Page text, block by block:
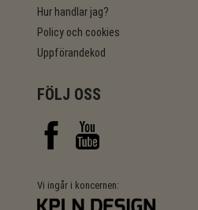
Hur handlar jag?
Policy och cookies
Uppförandekod
FÖLJ OSS
Vi ingår i koncernen: